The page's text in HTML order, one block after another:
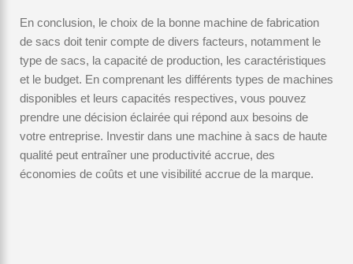
En conclusion, le choix de la bonne machine de fabrication
de sacs doit tenir compte de divers facteurs, notamment le
type de sacs, la capacité de production, les caractéristiques
et le budget. En comprenant les différents types de machines
disponibles et leurs capacités respectives, vous pouvez
prendre une décision éclairée qui répond aux besoins de
votre entreprise. Investir dans une machine à sacs de haute
qualité peut entraîner une productivité accrue, des
économies de coûts et une visibilité accrue de la marque.